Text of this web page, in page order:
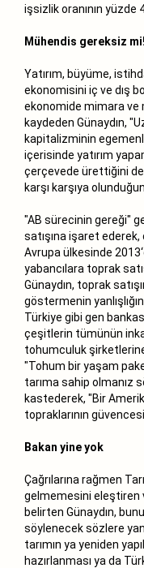
işsizlik oranının yüzde
Mühendis gereksiz mi!
Yatırım, büyüme,
ekonomisini iç ve dış
ekonomide mimara ve
kaydeden Günaydın,
kapitalizminin
içerisinde yatırım
çerçevede ürettiğini
karşı karşıya
"AB sürecinin gereği"
satışına işaret ederek,
Avrupa ülkesinde
yabancılara toprak
Günaydın, toprak
göstermenin
Türkiye gibi gen
çeşitlerin tümünün
tohumculuk
"Tohum bir yaşam
tarıma sahip olmanız
kastederek, "Bir
topraklarının
Bakan yine yok
Çağrılarına rağmen
gelmemesini eleştiren
belirten Günaydın,
söylenecek sözlere
tarımın ya yeniden
hazırlanması ya da